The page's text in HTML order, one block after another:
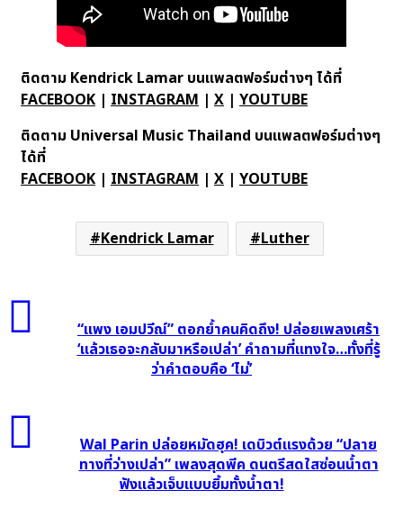
ติดตาม Kendrick Lamar บนแพลตฟอร์มต่างๆ ได้ที่
FACEBOOK | INSTAGRAM | X | YOUTUBE
ติดตาม Universal Music Thailand บนแพลตฟอร์มต่างๆ
ได้ที่
FACEBOOK | INSTAGRAM | X | YOUTUBE
Kendrick Lamar Luther
เอม
ปวีณ์”
ปล่อย
เพลง
“แพง เอมปวีณ์” ตอกย้ำคนคิดถึง! ปล่อยเพลงเศร้า
‘แล้วเธอจะกลับมาหรือเปล่า’ คำถามที่แทงใจ…ทั้งที่รู้
ว่าคำตอบคือ ‘ไม่’
Parin
ปล่อย
Wal Parin ปล่อยหมัดฮุค! เดบิวต์แรงด้วย “ปลาย
ทางที่ว่างเปล่า” เพลงสุดพีค ดนตรีสดใสซ่อนน้ำตา
ฟังแล้วเจ็บแบบยิ้มทั้งน้ำตา!